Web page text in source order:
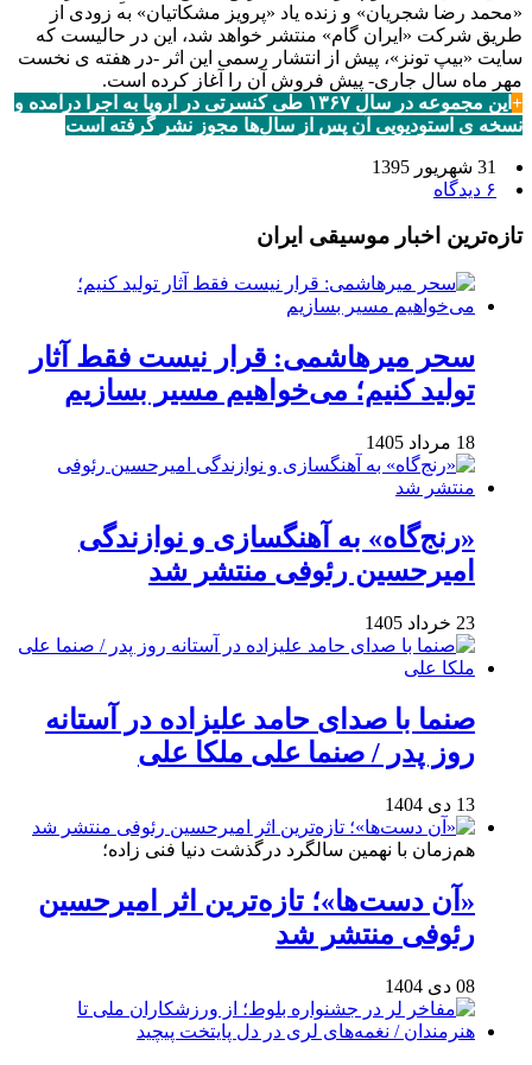
«محمد رضا شجریان» و زنده یاد «پرویز مشکاتیان» به زودی از
طریق شرکت «ایران گام» منتشر خواهد شد، این در حالیست که
سایت «بیپ تونز»، پیش از انتشار رسمی این اثر -در هفته ی نخست
مهر ماه سال جاری- پیش فروش آن را آغاز کرده است.
+
این مجموعه در سال ۱۳۶۷ طی کنسرتی در اروپا به اجرا درآمده و
نسخه ی استودیویی آن پس از سال‌ها مجوز نشر گرفته است
31 شهریور 1395
۶ دیدگاه
تازه‌ترین اخبار موسیقی ایران
سحر میرهاشمی: قرار نیست فقط آثار
تولید کنیم؛ می‌خواهیم مسیر بسازیم
18 مرداد 1405
«رنج‌گاه» به آهنگسازی و نوازندگی
امیرحسین رئوفی منتشر شد
23 خرداد 1405
صنما با صدای حامد علیزاده در آستانه
روز پدر / صنما علی ملکا علی
13 دی 1404
هم‌زمان با نهمین سالگرد درگذشت دنیا فنی زاده؛
«آن دست‌ها»؛ تازه‌ترین اثر امیرحسین
رئوفی منتشر شد
08 دی 1404